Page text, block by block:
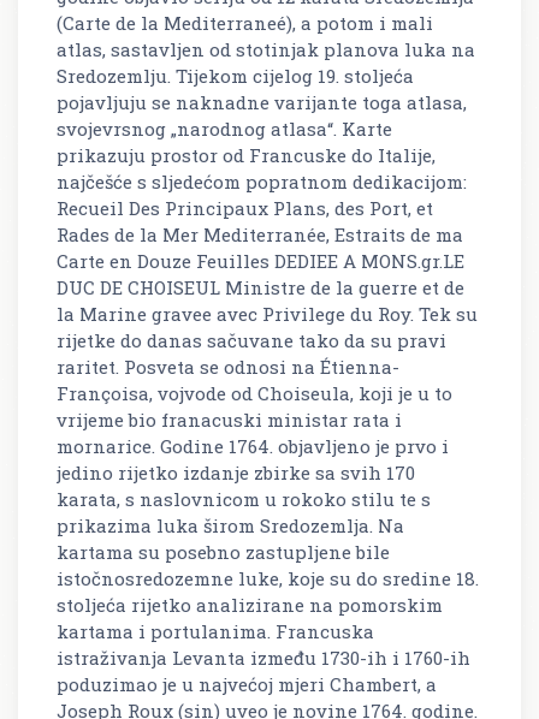
(Carte de la Mediterraneé), a potom i mali
atlas, sastavljen od stotinjak planova luka na
Sredozemlju. Tijekom cijelog 19. stoljeća
pojavljuju se naknadne varijante toga atlasa,
svojevrsnog „narodnog atlasa“. Karte
prikazuju prostor od Francuske do Italije,
najčešće s sljedećom popratnom dedikacijom:
Recueil Des Principaux Plans, des Port, et
Rades de la Mer Mediterranée, Estraits de ma
Carte en Douze Feuilles DEDIEE A MONS.gr.LE
DUC DE CHOISEUL Ministre de la guerre et de
la Marine gravee avec Privilege du Roy. Tek su
rijetke do danas sačuvane tako da su pravi
raritet. Posveta se odnosi na Étienna-
Françoisa, vojvode od Choiseula, koji je u to
vrijeme bio franacuski ministar rata i
mornarice. Godine 1764. objavljeno je prvo i
jedino rijetko izdanje zbirke sa svih 170
karata, s naslovnicom u rokoko stilu te s
prikazima luka širom Sredozemlja. Na
kartama su posebno zastupljene bile
istočnosredozemne luke, koje su do sredine 18.
stoljeća rijetko analizirane na pomorskim
kartama i portulanima. Francuska
istraživanja Levanta između 1730-ih i 1760-ih
poduzimao je u najvećoj mjeri Chambert, a
Joseph Roux (sin) uveo je novine 1764. godine.